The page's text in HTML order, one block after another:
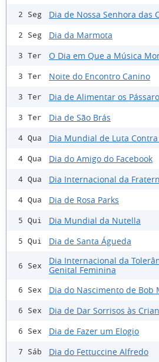
2 Seg Dia de Nossa Senhora das
2 Seg Dia da Marmota
3 Ter O Dia em Que a Música
3 Ter Noite do Encontro Canino
3 Ter Dia de Alimentar os
3 Ter Dia de São Brás
4 Qua Dia Mundial de Luta
4 Qua Dia do Amigo do Facebook
4 Qua Dia Internacional da
4 Qua Dia de Rosa Parks
5 Qui Dia Mundial da Nutella
5 Qui Dia de Santa Águeda
6 Sex
Dia Internacional da
Genital Feminina
6 Sex Dia do Nascimento de Bob
6 Sex Dia de Dar Sorrisos às
6 Sex Dia de Fazer um Elogio
7 Sáb Dia do Fettuccine Alfredo